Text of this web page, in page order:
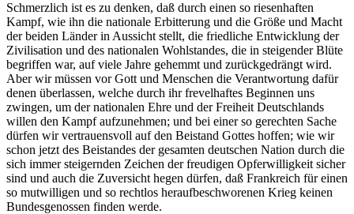
Schmerzlich ist es zu denken, daß durch einen so riesenhaften
Kampf, wie ihn die nationale Erbitterung und die Größe und Macht
der beiden Länder in Aussicht stellt, die friedliche Entwicklung der
Zivilisation und des nationalen Wohlstandes, die in steigender Blüte
begriffen war, auf viele Jahre gehemmt und zurückgedrängt wird.
Aber wir müssen vor Gott und Menschen die Verantwortung dafür
denen überlassen, welche durch ihr frevelhaftes Beginnen uns
zwingen, um der nationalen Ehre und der Freiheit Deutschlands
willen den Kampf aufzunehmen; und bei einer so gerechten Sache
dürfen wir vertrauensvoll auf den Beistand Gottes hoffen; wie wir
schon jetzt des Beistandes der gesamten deutschen Nation durch die
sich immer steigernden Zeichen der freudigen Opferwilligkeit sicher
sind und auch die Zuversicht hegen dürfen, daß Frankreich für einen
so mutwilligen und so rechtlos heraufbeschworenen Krieg keinen
Bundesgenossen finden werde.